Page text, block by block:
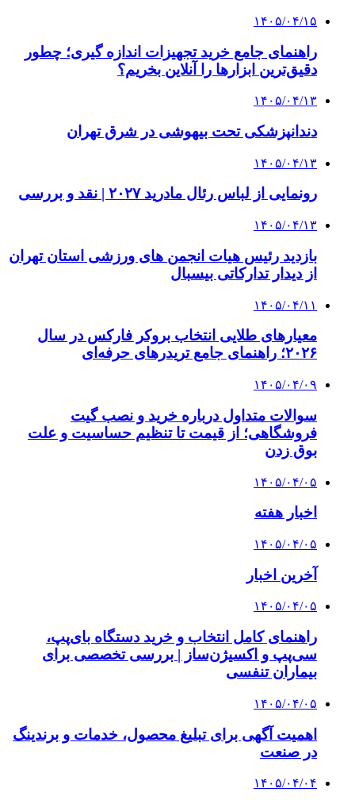
۱۴۰۵/۰۴/۱۵
راهنمای جامع خرید تجهیزات اندازه گیری؛ چطور
دقیق‌ترین ابزارها را آنلاین بخریم؟
۱۴۰۵/۰۴/۱۳
دندانپزشکی تحت بیهوشی در شرق تهران
۱۴۰۵/۰۴/۱۳
رونمایی از لباس رئال مادرید ۲۰۲۷ | نقد و بررسی
۱۴۰۵/۰۴/۱۳
بازدید رئیس هیات انجمن های ورزشی استان تهران
از دیدار تدارکاتی بیسبال
۱۴۰۵/۰۴/۱۱
معیارهای طلایی انتخاب بروکر فارکس در سال
۲۰۲۶؛ راهنمای جامع تریدرهای حرفه‌ای
۱۴۰۵/۰۴/۰۹
سوالات متداول درباره خرید و نصب گیت
فروشگاهی؛ از قیمت تا تنظیم حساسیت و علت
بوق زدن
۱۴۰۵/۰۴/۰۵
اخبار هفته
۱۴۰۵/۰۴/۰۵
آخرین اخبار
۱۴۰۵/۰۴/۰۵
راهنمای کامل انتخاب و خرید دستگاه بای‌پپ،
سی‌پپ و اکسیژن‌ساز | بررسی تخصصی برای
بیماران تنفسی
۱۴۰۵/۰۴/۰۵
اهمیت آگهی برای تبلیغ محصول، خدمات و برندینگ
در صنعت
۱۴۰۵/۰۴/۰۴